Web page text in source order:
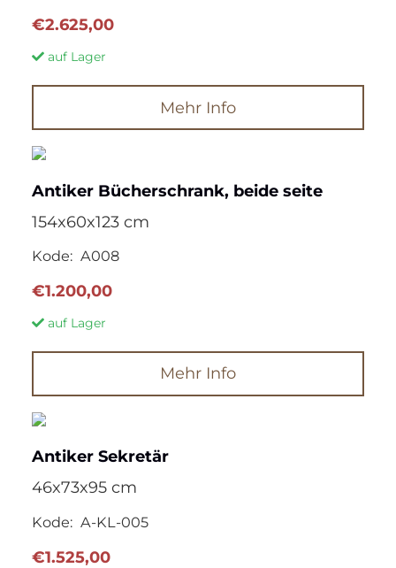
€2.625,00
auf Lager
Mehr Info
Antiker Bücherschrank, beide seite
154x60x123 cm
Kode: A008
€1.200,00
auf Lager
Mehr Info
Antiker Sekretär
46x73x95 cm
Kode: A-KL-005
€1.525,00